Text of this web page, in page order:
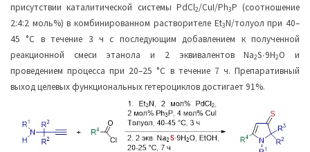
присутствии каталитической системы PdCl2/CuI/Ph3P (соотношение
2:4:2 моль%) в комбинированном растворителе Et3N/толуол при 40–
45 °C в течение 3 ч с последующим добавлением к полученной
реакционной смеси этанола и 2 эквивалентов Na2S∙9H2O и
проведением процесса при 20–25 °С в течение 7 ч. Препаративный
выход целевых функциональных гетероциклов достигает 91%.